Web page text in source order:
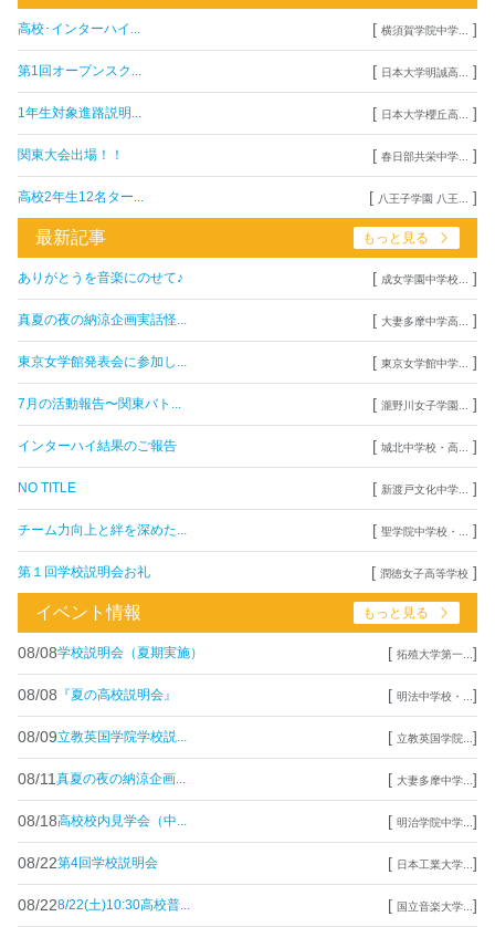
高校･インターハイ... [ 横須賀学院中学... ]
第1回オープンスク... [ 日本大学明誠高... ]
1年生対象進路説明... [ 日本大学櫻丘高... ]
関東大会出場！！ [ 春日部共栄中学... ]
高校2年生12名ター... [ 八王子学園 八王... ]
最新記事 もっと見る
ありがとうを音楽にのせて♪ [ 成女学園中学校... ]
真夏の夜の納涼企画実話怪... [ 大妻多摩中学高... ]
東京女学館発表会に参加し... [ 東京女学館中学... ]
7月の活動報告〜関東バト... [ 瀧野川女子学園... ]
インターハイ結果のご報告 [ 城北中学校・高... ]
NO TITLE [ 新渡戸文化中学... ]
チーム力向上と絆を深めた... [ 聖学院中学校・... ]
第１回学校説明会お礼 [ 潤徳女子高等学校 ]
イベント情報 もっと見る
08/08学校説明会（夏期実施） [ 拓殖大学第一... ]
08/08 『夏の高校説明会』 [ 明法中学校・... ]
08/09立教英国学院学校説... [ 立教英国学院... ]
08/11 真夏の夜の納涼企画... [ 大妻多摩中学... ]
08/18高校校内見学会（中... [ 明治学院中学... ]
08/22第4回学校説明会 [ 日本工業大学... ]
08/228/22(土)10:30高校普... [ 国立音楽大学... ]